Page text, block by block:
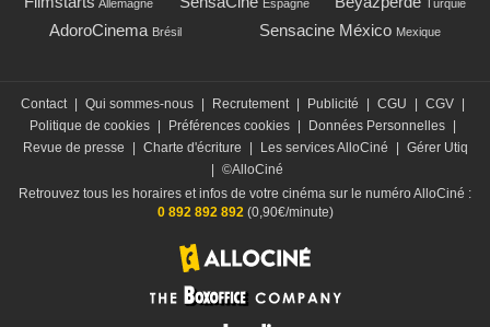
Allemagne Espagne Turquie
AdoroCinema Brésil Sensacine México Mexique
Contact | Qui sommes-nous | Recrutement | Publicité | CGU | CGV |
Politique de cookies | Préférences cookies | Données Personnelles |
Revue de presse
| Charte d'écriture | Les services AlloCiné | Gérer Utiq
| ©AlloCiné
Retrouvez tous les horaires et infos de votre cinéma sur le numéro AlloCiné :
0 892 892 892(0,90€/minute)